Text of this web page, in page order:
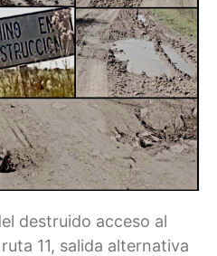
destruido acceso al
11, salida alternativa